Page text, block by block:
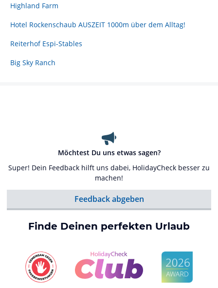
Highland Farm
Hotel Rockenschaub AUSZEIT 1000m über dem Alltag!
Reiterhof Espi-Stables
Big Sky Ranch
Möchtest Du uns etwas sagen?
Super! Dein Feedback hilft uns dabei, HolidayCheck besser zu
machen!
Feedback abgeben
Finde Deinen perfekten Urlaub